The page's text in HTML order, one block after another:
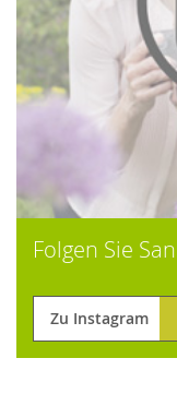
Folgen Sie
Zu Instagram